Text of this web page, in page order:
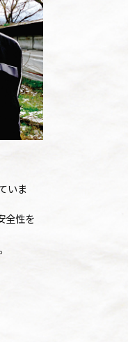
いま
全性を